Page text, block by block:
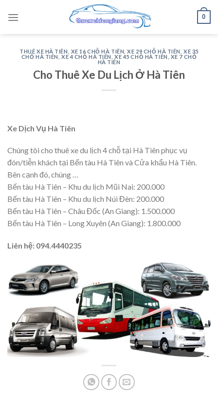
0
THUÊ XE HÀ TIÊN XE 16 CHỖ HÀ TIÊN ,XE 29 CHỖ HÀ TIÊN ,XE 35
CHỖ HÀ TIÊN
,XE 4 CHỖ HÀ TIÊN ,XE 45 CHỖ HÀ TIÊN
XE 7 CHỖ
HÀ TIÊN
Cho Thuê Xe Du Lịch Ở Hà Tiên
Xe Dịch Vụ Hà Tiên
Chúng tôi cho thuê xe du lịch 4 chỗ tại Hà Tiên phục vụ
đón/tiễn khách tại Bến tàu Hà Tiên và Cửa khẩu Hà Tiên.
Bên cạnh đó, chúng …
Bến tàu Hà Tiên – Khu du lịch Mũi Nai: 200.000
Bến tàu Hà Tiên – Khu du lịch Núi Đèn: 200.000
Bến tàu Hà Tiên – Châu Đốc (An Giang): 1.500.000
Bến tàu Hà Tiên – Long Xuyên (An Giang): 1.800.000
Liên hệ: 094.4440235